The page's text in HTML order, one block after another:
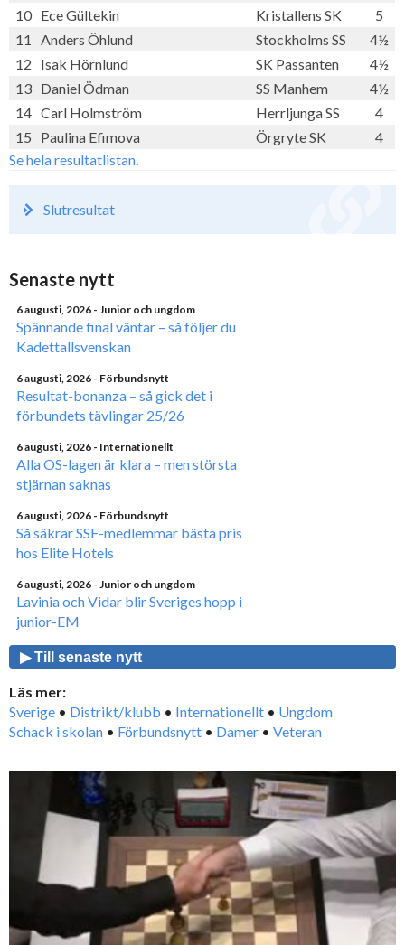
10
Ece Gültekin Kristallens SK
5
11
Anders Öhlund Stockholms SS
4½
12
Isak Hörnlund SK Passanten
4½
13
Daniel Ödman SS Manhem
4½
14 Carl Holmström Herrljunga SS
4
15
Paulina Efimova Örgryte SK
4
Se hela resultatlistan
Slutresultat
Senaste nytt
6 augusti, 2026 - Junior och ungdom
Spännande final väntar – så följer du
Kadettallsvenskan
6 augusti, 2026 - Förbundsnytt
Resultat-bonanza – så gick det i
förbundets tävlingar 25/26
6 augusti, 2026 - Internationellt
Alla OS-lagen är klara – men största
stjärnan saknas
6 augusti, 2026 - Förbundsnytt
Så säkrar SSF-medlemmar bästa pris
hos Elite Hotels
6 augusti, 2026 - Junior och ungdom
Lavinia och Vidar blir Sveriges hopp i
junior-EM
▶ Till senaste nytt
Läs mer:
Sverige • Distrikt/klubb • Internationellt • Ungdom
Schack i skolan • Förbundsnytt • Damer • Veteran